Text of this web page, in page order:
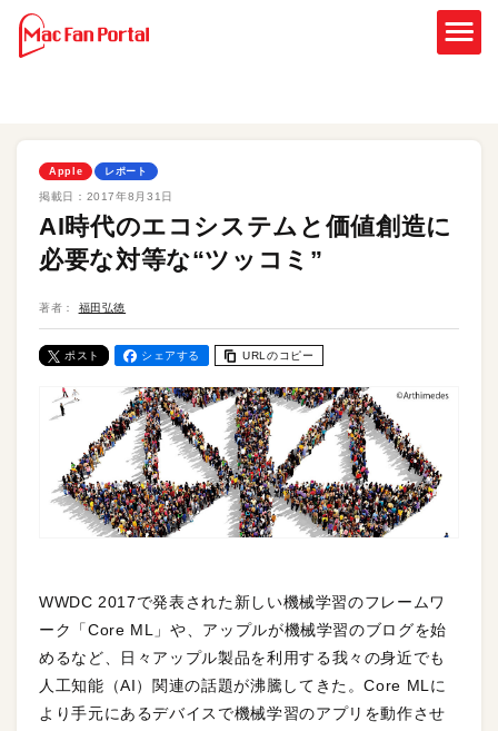
Apple レポート
掲載日： 2017年8月31日
AI時代のエコシステムと価値創造に
必要な対等な“ツッコミ”
著者： 福田弘徳
ポスト シェアする URLのコピー
WWDC 2017で発表された新しい機械学習のフレームワ
ーク「Core ML」や、アップルが機械学習のブログを始
めるなど、日々アップル製品を利用する我々の身近でも
人工知能（AI）関連の話題が沸騰してきた。Core MLに
より手元にあるデバイスで機械学習のアプリを動作させ